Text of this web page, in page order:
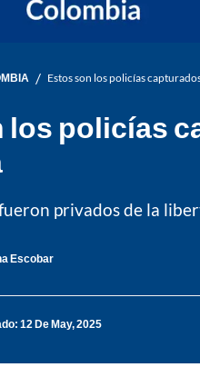
/ Estos son los policías
los policías
privados de la
Escobar
12 De May, 2025